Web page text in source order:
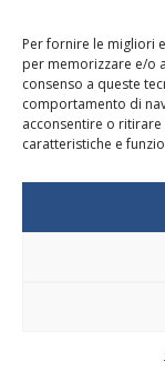
Per fornire le migliori
per memorizzare e/o
consenso a queste
comportamento di
acconsentire o
caratteristiche e